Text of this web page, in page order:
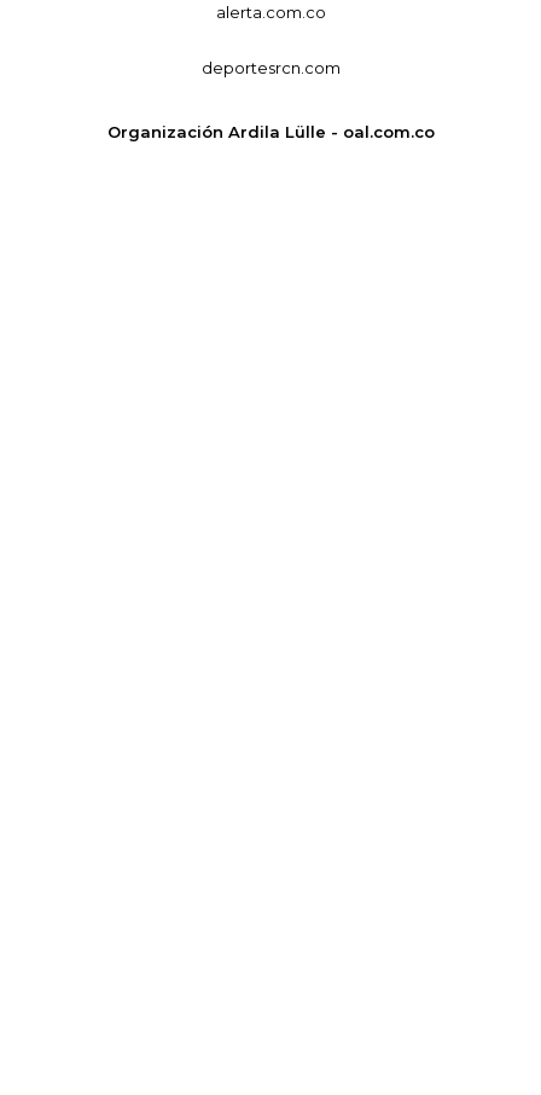
alerta.com.co
deportesrcn.com
Organización Ardila Lülle - oal.com.co